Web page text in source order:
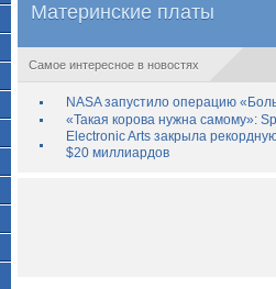
Материнские платы
Самое интересное в новостях
NASA запустило операцию
«Такая корова нужна самому»:
Electronic Arts закрыла
$20 миллиардов